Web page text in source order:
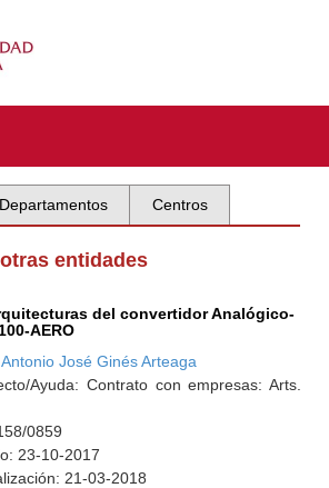
Departamentos Centros
entidades
del convertidor Analógico-
AERO
Antonio José Ginés Arteaga
Ayuda: Contrato con empresas: Arts.
0859
23-10-2017
21-03-2018